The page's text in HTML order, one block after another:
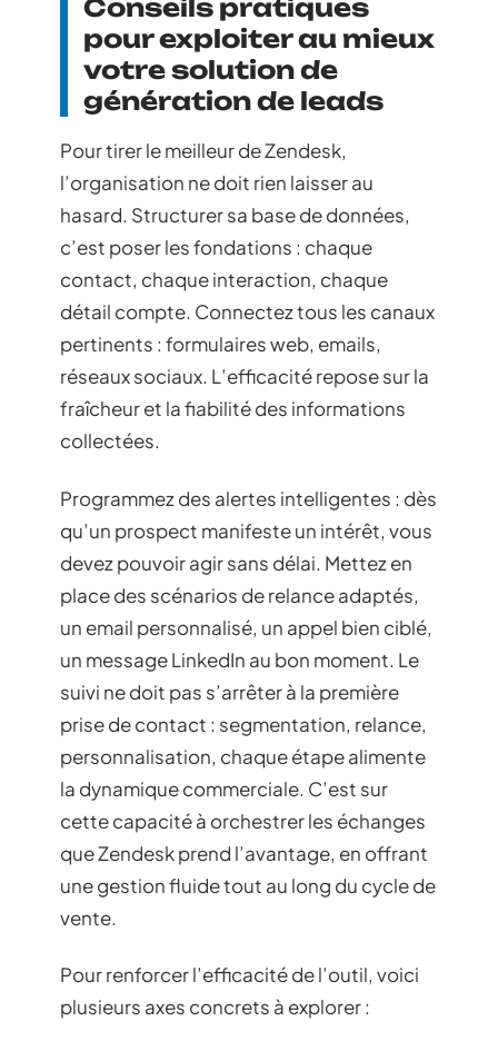
Conseils pratiques
pour exploiter au mieux
votre solution de
génération de leads
Pour tirer le meilleur de Zendesk,
l’organisation ne doit rien laisser au
hasard. Structurer sa base de données,
c’est poser les fondations : chaque
contact, chaque interaction, chaque
détail compte. Connectez tous les canaux
pertinents : formulaires web, emails,
réseaux sociaux. L’efficacité repose sur la
fraîcheur et la fiabilité des informations
collectées.
Programmez des alertes intelligentes : dès
qu’un prospect manifeste un intérêt, vous
devez pouvoir agir sans délai. Mettez en
place des scénarios de relance adaptés,
un email personnalisé, un appel bien ciblé,
un message LinkedIn au bon moment. Le
suivi ne doit pas s’arrêter à la première
prise de contact : segmentation, relance,
personnalisation, chaque étape alimente
la dynamique commerciale. C’est sur
cette capacité à orchestrer les échanges
que Zendesk prend l’avantage, en offrant
une gestion fluide tout au long du cycle de
vente.
Pour renforcer l’efficacité de l’outil, voici
plusieurs axes concrets à explorer :